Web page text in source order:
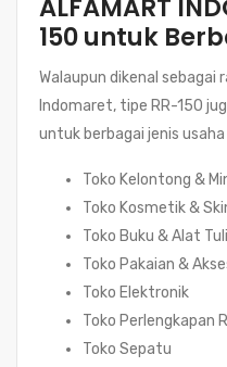
ALFAMART
150 untuk
Walaupun dikenal
Indomaret, tipe RR-150
untuk berbagai jenis
Toko Kelontong &
Toko Kosmetik &
Toko Buku & Alat
Toko Pakaian &
Toko Elektronik
Toko Perlengkapan
Toko Sepatu